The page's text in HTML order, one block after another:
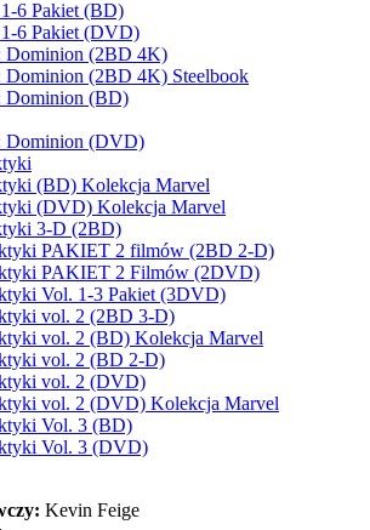
6 Pakiet (BD)
6 Pakiet (DVD)
Dominion (2BD 4K)
Dominion (2BD 4K) Steelbook
Dominion (BD)
Dominion (DVD)
(BD) Kolekcja Marvel
(DVD) Kolekcja Marvel
3-D (2BD)
PAKIET 2 filmów (2BD 2-D)
PAKIET 2 Filmów (2DVD)
Vol. 1-3 Pakiet (3DVD)
vol. 2 (2BD 3-D)
vol. 2 (BD) Kolekcja Marvel
vol. 2 (BD 2-D)
vol. 2 (DVD)
vol. 2 (DVD) Kolekcja Marvel
Vol. 3 (BD)
Vol. 3 (DVD)
Kevin Feige